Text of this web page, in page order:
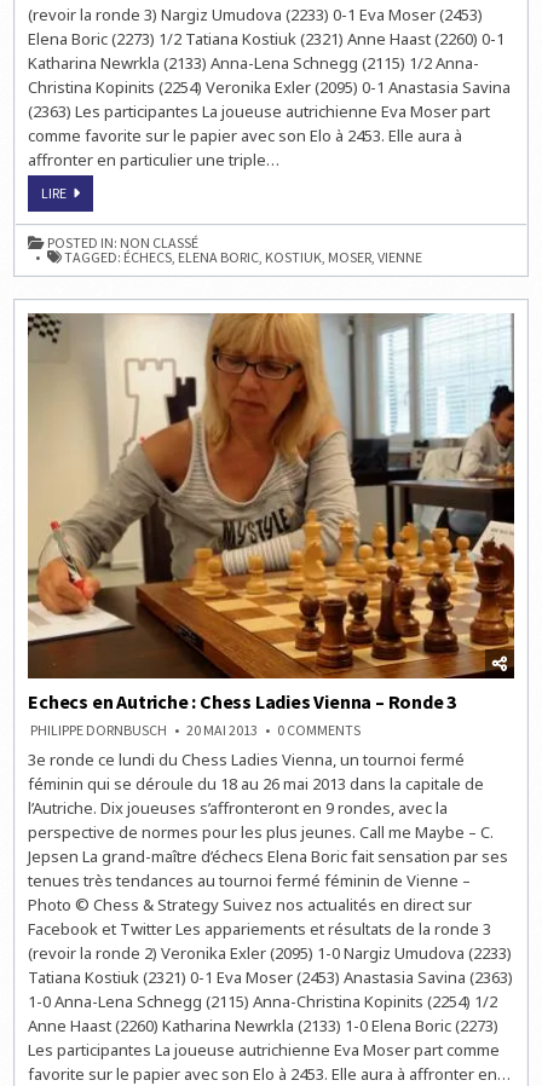
(revoir la ronde 3) Nargiz Umudova (2233) 0-1 Eva Moser (2453)
Elena Boric (2273) 1/2 Tatiana Kostiuk (2321) Anne Haast (2260) 0-1
Katharina Newrkla (2133) Anna-Lena Schnegg (2115) 1/2 Anna-
Christina Kopinits (2254) Veronika Exler (2095) 0-1 Anastasia Savina
(2363) Les participantes La joueuse autrichienne Eva Moser part
comme favorite sur le papier avec son Elo à 2453. Elle aura à
affronter en particulier une triple…
LIREECHECS
AUTRICHE
:
CHESS
LADIES
VIENNA
POSTED IN: NON CLASSÉ
TAGGED: ÉCHECS, ELENA BORIC, KOSTIUK, MOSER,VIENNE
Echecs en Autriche : Chess Ladies Vienna – Ronde 3
PHILIPPE DORNBUSCH 20 MAI 2013 0 COMMENTSON
EN
AUTRICHE
:
CHESS
LADIES
VIENNA
–
RONDE
3e ronde ce lundi du Chess Ladies Vienna, un tournoi fermé
féminin qui se déroule du 18 au 26 mai 2013 dans la capitale de
l’Autriche. Dix joueuses s’affronteront en 9 rondes, avec la
perspective de normes pour les plus jeunes. Call me Maybe – C.
Jepsen La grand-maître d’échecs Elena Boric fait sensation par ses
tenues très tendances au tournoi fermé féminin de Vienne –
Photo © Chess & Strategy Suivez nos actualités en direct sur
Facebook et Twitter Les appariements et résultats de la ronde 3
(revoir la ronde 2) Veronika Exler (2095) 1-0 Nargiz Umudova (2233)
Tatiana Kostiuk (2321) 0-1 Eva Moser (2453) Anastasia Savina (2363)
1-0 Anna-Lena Schnegg (2115) Anna-Christina Kopinits (2254) 1/2
Anne Haast (2260) Katharina Newrkla (2133) 1-0 Elena Boric (2273)
Les participantes La joueuse autrichienne Eva Moser part comme
favorite sur le papier avec son Elo à 2453. Elle aura à affronter en…